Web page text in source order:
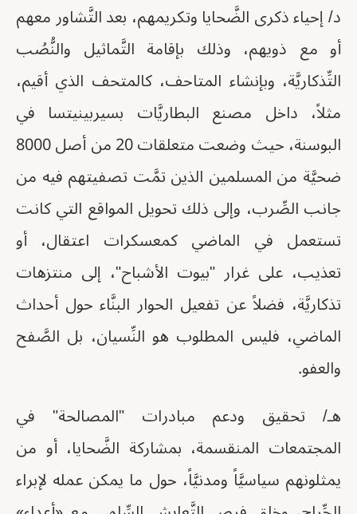
د/ إحياء ذكرى الضَّحايا وتكريمهم، بعد التَّشاور معهم
أو مع ذويهم، وذلك بإقامة التَّماثيل والنُّصُب
التِّذكاريَّة، وبإنشاء المتاحف، كالمتحف الذي أقيم،
مثلاً، داخل مصنع البطاريَّات بسيربينيتسا في
البوسنة، حيث وضعت متعلقات 20 من أصل 8000
ضحيَّة من المسلمين الذين تمَّت تصفيتهم فيه من
جانب الصِّرب، وإلى ذلك تحويل المواقع التي كانت
تستعمل في الماضي كمعسكرات اعتقال، أو
تعذيب، على غرار "بيوت الأشباح"، إلى منتزهات
تذكاريَّة، فضلاً عن تفعيل الحوار البنَّاء حول أحداث
الماضي، فليس المطلوب هو النِّسيان، بل الصَّفح
والعفو.
هـ/ تحقيق ودعم مبادرات "المصالحة" في
المجتمعات المنقسمة، بمشاركة الضَّحايا، أو من
يمثلونهم سياسيَّاً ومدنيَّاً، حول ما يمكن عمله لإبراء